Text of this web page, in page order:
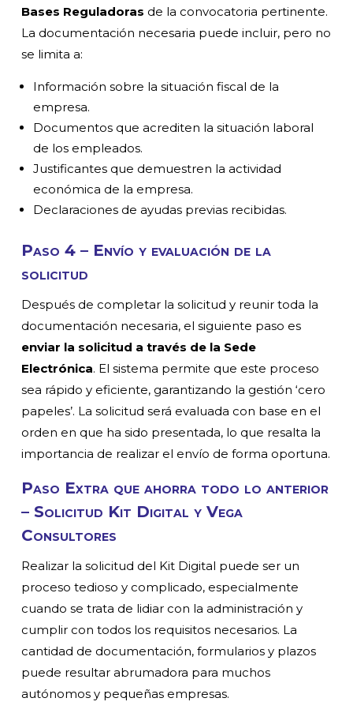
Bases Reguladoras de la convocatoria pertinente.
La documentación necesaria puede incluir, pero no
se limita a:
Información sobre la situación fiscal de la
empresa.
Documentos que acrediten la situación laboral
de los empleados.
Justificantes que demuestren la actividad
económica de la empresa.
Declaraciones de ayudas previas recibidas.
Paso 4 – Envío y evaluación de la
solicitud
Después de completar la solicitud y reunir toda la
documentación necesaria, el siguiente paso es
enviar la solicitud a través de la Sede
Electrónica. El sistema permite que este proceso
sea rápido y eficiente, garantizando la gestión ‘cero
papeles’. La solicitud será evaluada con base en el
orden en que ha sido presentada, lo que resalta la
importancia de realizar el envío de forma oportuna.
Paso Extra que ahorra todo lo anterior
– Solicitud Kit Digital y Vega
Consultores
Realizar la solicitud del Kit Digital puede ser un
proceso tedioso y complicado, especialmente
cuando se trata de lidiar con la administración y
cumplir con todos los requisitos necesarios. La
cantidad de documentación, formularios y plazos
puede resultar abrumadora para muchos
autónomos y pequeñas empresas.